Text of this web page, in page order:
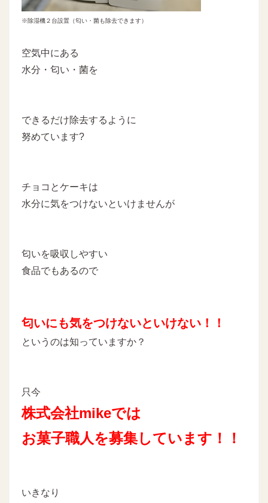
※除湿機２台設置（匂い・菌も除去できます）
空気中にある
水分・匂い・菌を
できるだけ除去するように
努めています?
チョコとケーキは
水分に気をつけないといけませんが
匂いを吸収しやすい
食品でもあるので
匂いにも気をつけないといけない！！
というのは知っていますか？
只今
株式会社mikeでは
お菓子職人を募集しています！！
いきなり